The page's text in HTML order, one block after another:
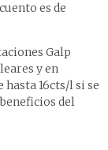
es de
Galp
y en
hasta 16cts/l si se
del